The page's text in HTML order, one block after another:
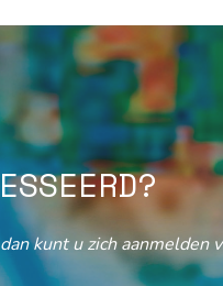
kunt u zich aanmelden